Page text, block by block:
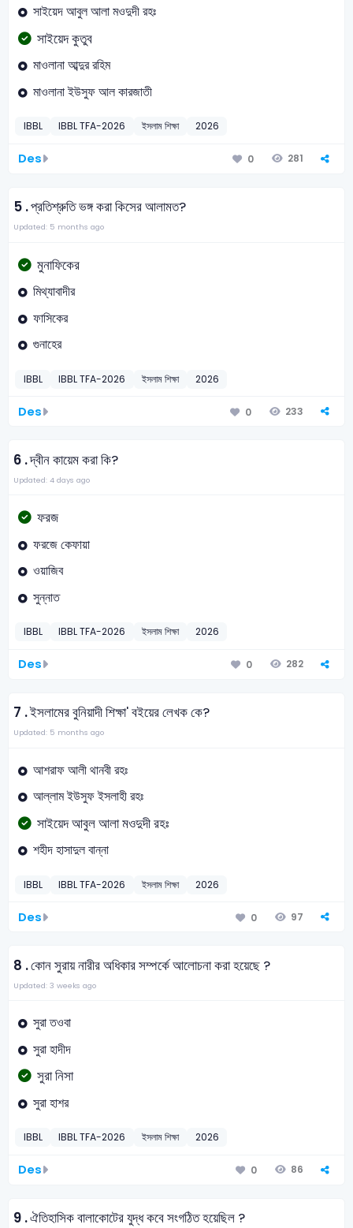
সাইয়েদ আবুল আলা মওদুদী রহঃ
সাইয়েদ কুতুব
মাওলানা আব্দুর রহিম
মাওলানা ইউসুফ আল কারজাতী
IBBL IBBL TFA-2026 ইসলাম শিক্ষা 2026
Des 0 281
5 .প্রতিশ্রুতি ভঙ্গ করা কিসের আলামত?
Updated: 5 months ago
মুনাফিকের
মিথ্যাবাদীর
ফাসিকের
গুনাহের
IBBL IBBL TFA-2026 ইসলাম শিক্ষা 2026
Des 0 233
6 .দ্বীন কায়েম করা কি?
Updated: 4 days ago
ফরজ
ফরজে কেফায়া
ওয়াজিব
সুন্নাত
IBBL IBBL TFA-2026 ইসলাম শিক্ষা 2026
Des 0 282
7 .ইসলামের বুনিয়াদী শিক্ষা' বইয়ের লেখক কে?
Updated: 5 months ago
আশরাফ আলী থানবী রহঃ
আল্লাম ইউসুফ ইসলাহী রহঃ
সাইয়েদ আবুল আলা মওদুদী রহঃ
শহীদ হাসাদুল বান্না
IBBL IBBL TFA-2026 ইসলাম শিক্ষা 2026
Des 0 97
8 .কোন সুরায় নারীর অধিকার সম্পর্কে আলোচনা করা হয়েছে ?
Updated: 3 weeks ago
সুরা তওবা
সুরা হাদীদ
সুরা নিসা
সুরা হাশর
IBBL IBBL TFA-2026 ইসলাম শিক্ষা 2026
Des 0 86
9 .ঐতিহাসিক বালাকোটের যুদ্ধ কবে সংগঠিত হয়েছিল ?